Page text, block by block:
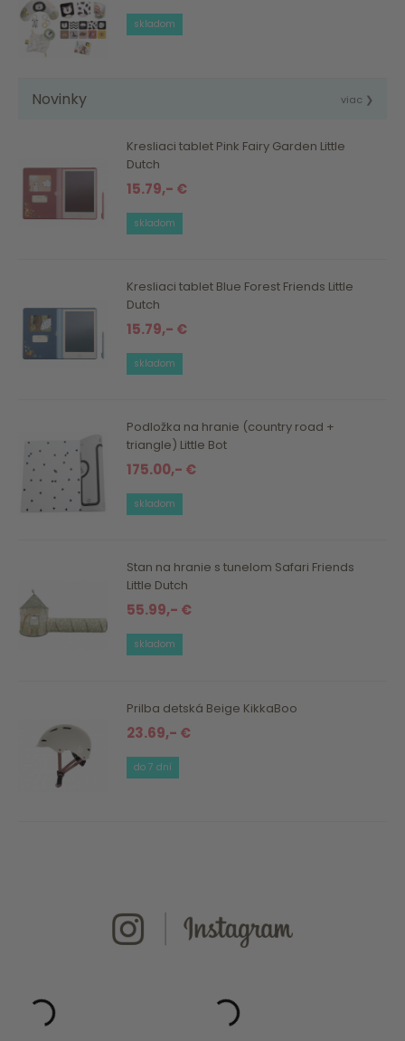
skladom
Novinky viac ❯
Kresliaci tablet Pink Fairy Garden Little
Dutch
15.79,- €
skladom
Kresliaci tablet Blue Forest Friends Little
Dutch
15.79,- €
skladom
Podložka na hranie (country road +
triangle) Little Bot
175.00,- €
skladom
Stan na hranie s tunelom Safari Friends
Little Dutch
55.99,- €
skladom
Prilba detská Beige KikkaBoo
23.69,- €
do 7 dní